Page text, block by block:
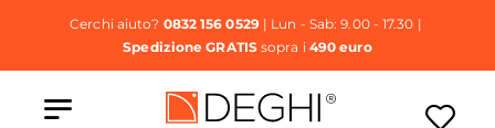
Cerchi aiuto? 0832 156 0529| Lun - Sab: 9.00 - 17.30 |
Spedizione GRATISsopra i 490 euro